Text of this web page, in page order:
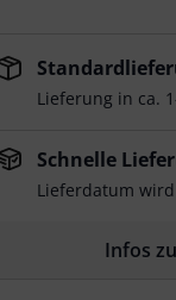
Lieferung in ca.
Schnelle
Lieferdatum
Infos